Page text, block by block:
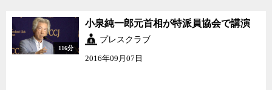
116分
小泉純一郎元首相が特派員協会で講演
プレスクラブ
2016年09月07日